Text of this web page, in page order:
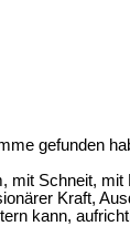
gefunden
mit Schneit,
Kraft,
kann,